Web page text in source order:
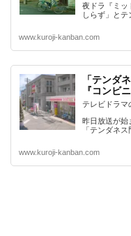
夜ドラ『ミッ
しらず」と
www.kuroji-kanban.com
「テンダ
『コンビ
テレビドラマ
昨日放送が始
「テンダネ
www.kuroji-kanban.com